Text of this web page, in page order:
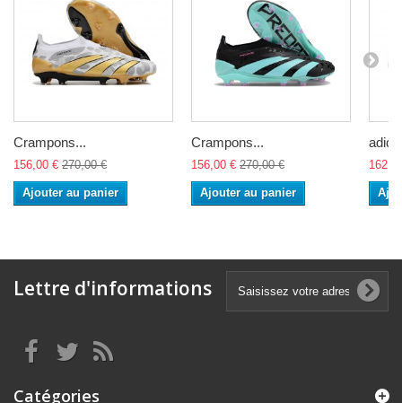
Crampons...
156,00 € 270,00 €
Ajouter au panier
Crampons...
156,00 € 270,00 €
Ajouter au panier
Lettre d'informations
Catégories